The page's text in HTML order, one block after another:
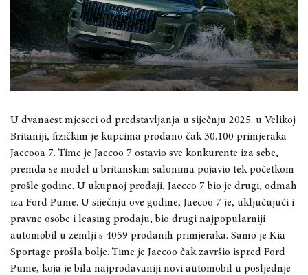
U dvanaest mjeseci od predstavljanja u siječnju 2025. u Velikoj
Britaniji, fizičkim je kupcima prodano čak 30.100 primjeraka
Jaecooa 7. Time je Jaecoo 7 ostavio sve konkurente iza sebe,
premda se model u britanskim salonima pojavio tek početkom
prošle godine. U ukupnoj prodaji, Jaecco 7 bio je drugi, odmah
iza Ford Pume. U siječnju ove godine, Jaecoo 7 je, uključujući i
pravne osobe i leasing prodaju, bio drugi najpopularniji
automobil u zemlji s 4059 prodanih primjeraka. Samo je Kia
Sportage prošla bolje. Time je Jaecoo čak završio ispred Ford
Pume, koja je bila najprodavaniji novi automobil u posljednje